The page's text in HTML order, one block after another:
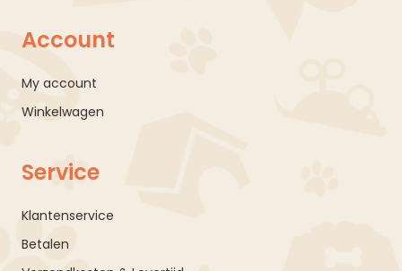
Account
My account
Winkelwagen
Service
Klantenservice
Betalen